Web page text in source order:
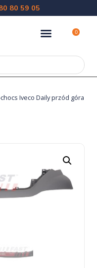
80 59 05
0
Iveco Daily przód góra